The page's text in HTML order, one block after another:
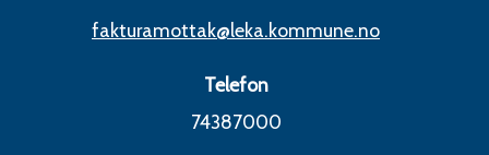
fakturamottak@leka.kommune.no
Telefon
74387000